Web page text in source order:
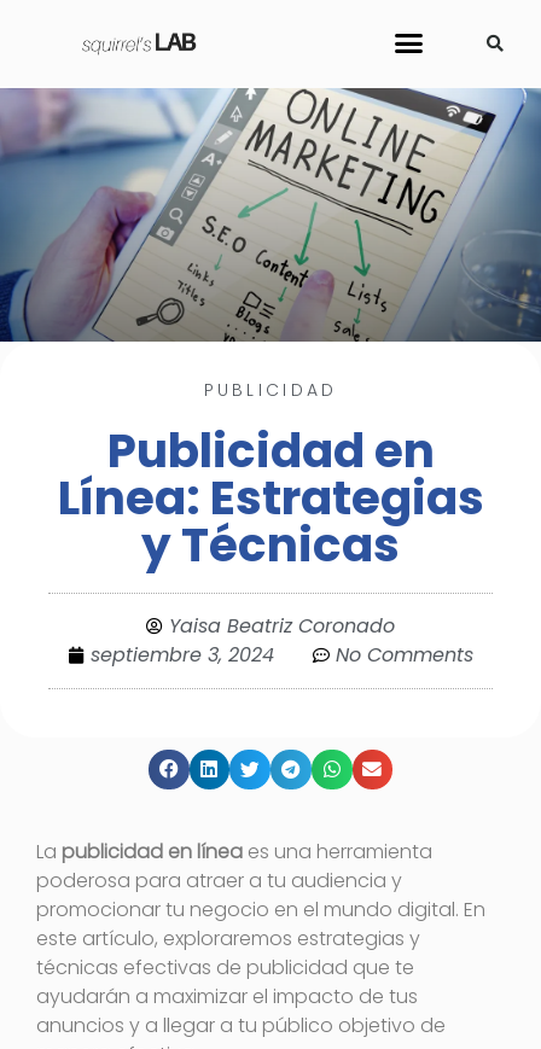
PUBLICIDAD
Publicidad en
Línea: Estrategias
y Técnicas
Yaisa Beatriz Coronado
septiembre 3, 2024
No Comments
La publicidad en línea es una herramienta
poderosa para atraer a tu audiencia y
promocionar tu negocio en el mundo digital. En
este artículo, exploraremos estrategias y
técnicas efectivas de publicidad que te
ayudarán a maximizar el impacto de tus
anuncios y a llegar a tu público objetivo de